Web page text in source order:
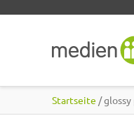
Startseite / glossy